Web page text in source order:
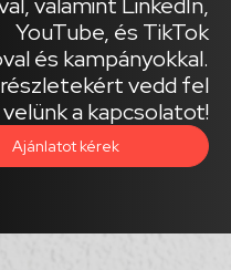
YouTube, és TikTok
és kampányokkal.
vedd fel
velünk a kapcsolatot!
Ajánlatot kérek